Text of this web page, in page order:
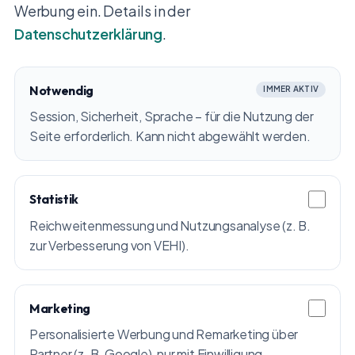
Werbung ein. Details in der
Datenschutzerklärung.
Notwendig IMMER AKTIV
Session, Sicherheit, Sprache – für die Nutzung der
Seite erforderlich. Kann nicht abgewählt werden.
Statistik
Reichweitenmessung und Nutzungsanalyse (z. B.
zur Verbesserung von VEHI).
Marketing
Personalisierte Werbung und Remarketing über